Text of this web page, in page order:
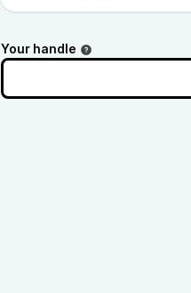
Your handle